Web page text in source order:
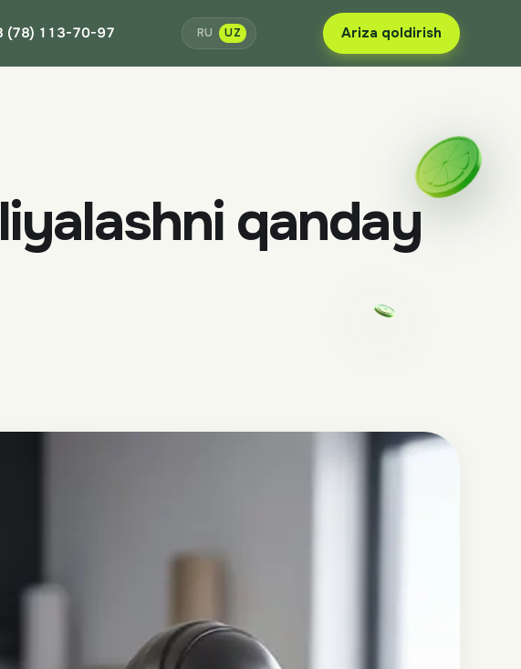
(78) 113-70-97 RU UZ Ariza qoldirish
qanday